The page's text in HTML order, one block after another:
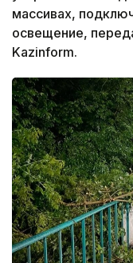
массивах,
освещение,
Kazinform.